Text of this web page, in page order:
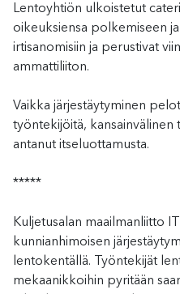
Lentoyhtiön ulkoistetut
oikeuksiensa polkemiseen
irtisanomisiin ja perustivat
ammattiliiton.
Vaikka järjestäytyminen
työntekijöitä, kansainvälinen
antanut itseluottamusta.
*****
Kuljetusalan maailmanliitto
kunnianhimoisen
lentokentä llä. T yöntekijät
mekaanik koihin pyritään